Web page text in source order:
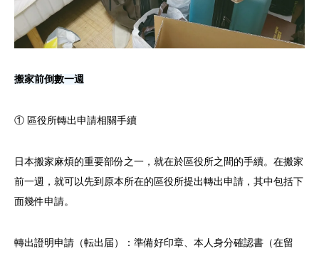
搬家前倒數一週
① 區役所轉出申請相關手續
日本搬家麻煩的重要部份之一，就在於區役所之間的手續。在搬家
前一週，就可以先到原本所在的區役所提出轉出申請，其中包括下
面幾件申請。
轉出證明申請（転出届）：準備好印章、本人身分確認書（在留